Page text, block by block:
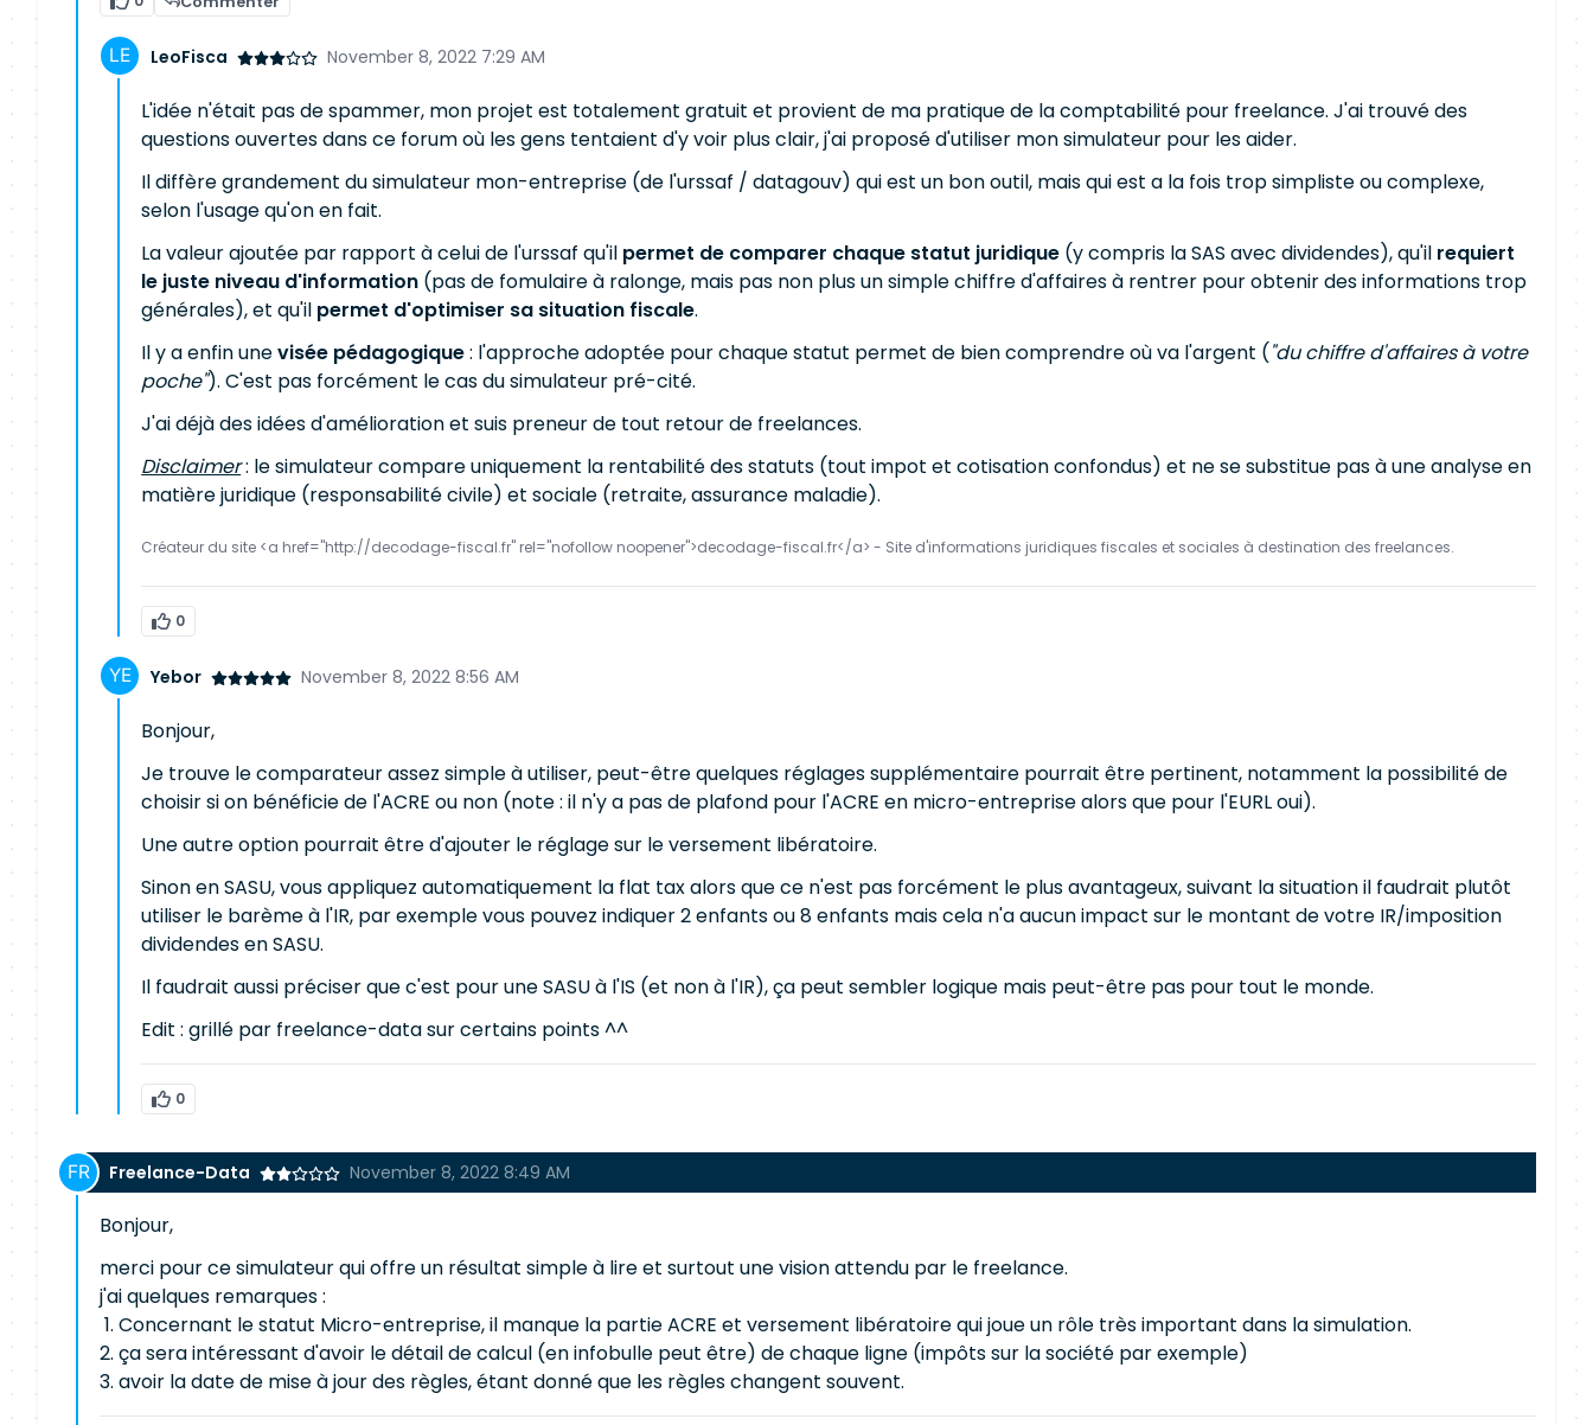
LeoFisca November 8, 2022 7:29 AM
L'idée n'était pas de spammer, mon projet est totalement gratuit et provient de ma pratique de la comptabilité pour freelance. J'ai trouvé des
questions ouvertes dans ce forum où les gens tentaient d'y voir plus clair, j'ai proposé d'utiliser mon simulateur pour les aider.
Il diffère grandement du simulateur mon-entreprise (de l'urssaf / datagouv) qui est un bon outil, mais qui est a la fois trop simpliste ou complexe,
selon l'usage qu'on en fait.
La valeur ajoutée par rapport à celui de l'urssaf qu'il permet de comparer chaque statut juridique (y compris la SAS avec dividendes), qu'il requiert
le juste niveau d'information (pas de fomulaire à ralonge, mais pas non plus un simple chiffre d'affaires à rentrer pour obtenir des informations trop
générales), et qu'il permet d'optimiser sa situation fiscale.
Il y a enfin unevisée pédagogique: l'approche adoptée pour chaque statut permet de bien comprendre où va l'argent ("du chiffre d'affaires à votre
poche"). C'est pas forcément le cas du simulateur pré-cité.
J'ai déjà des idées d'amélioration et suis preneur de tout retour de freelances.
Disclaimer: le simulateur compare uniquement la rentabilité des statuts (tout impot et cotisation confondus) et ne se substitue pas à une analyse en
matière juridique (responsabilité civile) et sociale (retraite, assurance maladie).
Créateur du site <a href="http://decodage-fiscal.fr" rel="nofollow noopener">decodage-fiscal.fr</a> - Site d'informations juridiques fiscales et sociales à destination des freelances.
0
Yebor November 8, 2022 8:56 AM
Bonjour,
Je trouve le comparateur assez simple à utiliser, peut-être quelques réglages supplémentaire pourrait être pertinent, notamment la possibilité de
choisir si on bénéficie de l'ACRE ou non (note : il n'y a pas de plafond pour l'ACRE en micro-entreprise alors que pour l'EURL oui).
Une autre option pourrait être d'ajouter le réglage sur le versement libératoire.
Sinon en SASU, vous appliquez automatiquement la flat tax alors que ce n'est pas forcément le plus avantageux, suivant la situation il faudrait plutôt
utiliser le barème à l'IR, par exemple vous pouvez indiquer 2 enfants ou 8 enfants mais cela n'a aucun impact sur le montant de votre IR/imposition
dividendes en SASU.
Il faudrait aussi préciser que c'est pour une SASU à l'IS (et non à l'IR), ça peut sembler logique mais peut-être pas pour tout le monde.
Edit : grillé par freelance-data sur certains points ^^
0
Freelance-Data November 8, 2022 8:49 AM
Bonjour,
merci pour ce simulateur qui offre un résultat simple à lire et surtout une vision attendu par le freelance.
j'ai quelques remarques :
Concernant le statut Micro-entreprise, il manque la partie ACRE et versement libératoire qui joue un rôle très important dans la simulation.
ça sera intéressant d'avoir le détail de calcul (en infobulle peut être) de chaque ligne (impôts sur la société par exemple)
avoir la date de mise à jour des règles, étant donné que les règles changent souvent.